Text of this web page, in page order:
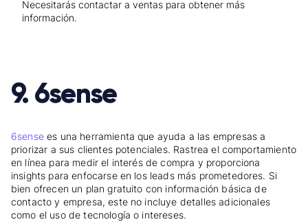
Necesitarás contactar a ventas para obtener más
información.
9. 6sense
6sensees una herramienta que ayuda a las empresas a
priorizar a sus clientes potenciales. Rastrea el comportamiento
en línea para medir el interés de compra y proporciona
insights para enfocarse en los leads más prometedores. Si
bien ofrecen un plan gratuito con información básica de
contacto y empresa, este no incluye detalles adicionales
como el uso de tecnología o intereses.